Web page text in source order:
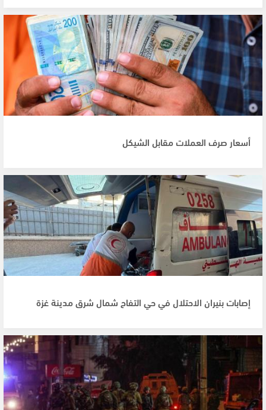
أسعار صرف العملات مقابل الشيكل
إصابات بنيران الاحتلال في حي التفاح شمال شرق مدينة غزة